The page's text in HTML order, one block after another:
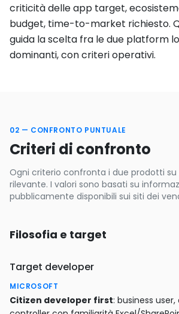
criticità delle app target,
budget, time-to-market richiesto.
guida la scelta fra le due platform
dominanti, con criteri operativi.
02 — CONFRONTO PUNTUALE
Criteri di confronto
Ogni criterio confronta i due prodotti
rilevante. I valori sono basati su
pubblicamente disponibili sui siti dei
Filosofia e target
Target developer
MICROSOFT
Citizen developer first: business